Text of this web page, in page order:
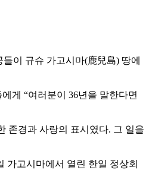
이 규슈 가고시마(鹿兒島) 땅에
게 “여러분이 36년을 말한다면
존경과 사랑의 표시였다. 그 일을
가고시마에서 열린 한일 정상회